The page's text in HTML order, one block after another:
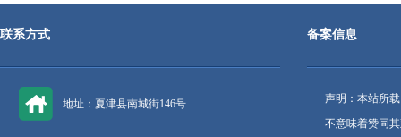
联系方式
地址：夏津县南城街146号
备案信息
声明：本站所
不意味着赞同